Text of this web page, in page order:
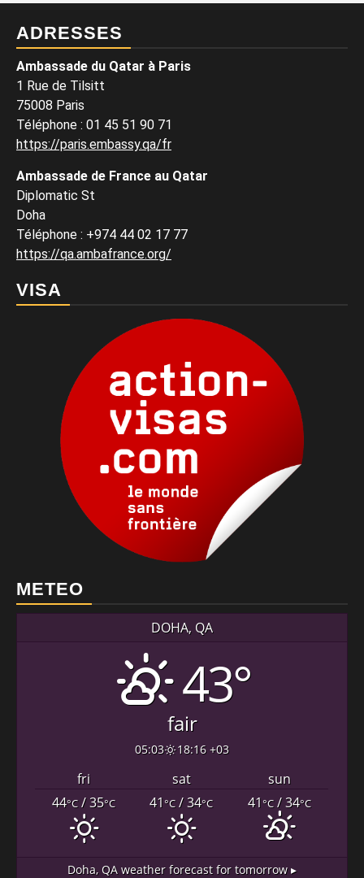
ADRESSES
Ambassade du Qatar à Paris
1 Rue de Tilsitt
75008 Paris
Téléphone : 01 45 51 90 71
https://paris.embassy.qa/fr
Ambassade de France au Qatar
Diplomatic St
Doha
Téléphone : +974 44 02 17 77
https://qa.ambafrance.org/
VISA
METEO
DOHA, QA
43°
fair
05:03 18:16 +03
fri sat
sun
44°C/ 35°C 41°C/ 34°C 41°C/ 34°C
Doha, QA weather forecast for tomorrow ▸